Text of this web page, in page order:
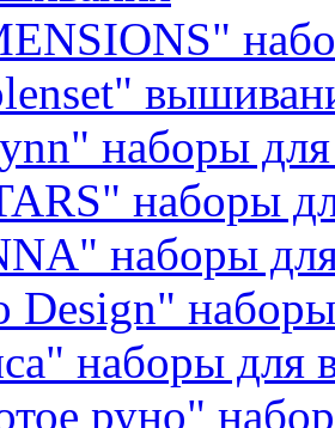
наборы
наборы
наборы
Design"
наборы для
руно"